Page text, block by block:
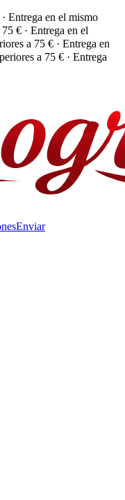
Entrega en el mismo
€ · Entrega en el
a 75 € · Entrega en
a 75 € · Entrega
Enviar